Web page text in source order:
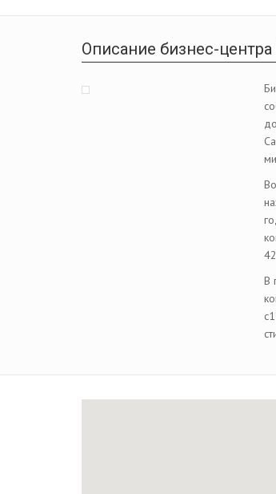
Описание бизнес-
В